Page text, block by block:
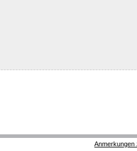
Anmerkungen